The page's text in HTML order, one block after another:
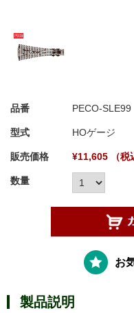
品番 PECO-SLE99
型式 HOゲージ
販売価格 ¥11,605 （税
数量
お
製品説明